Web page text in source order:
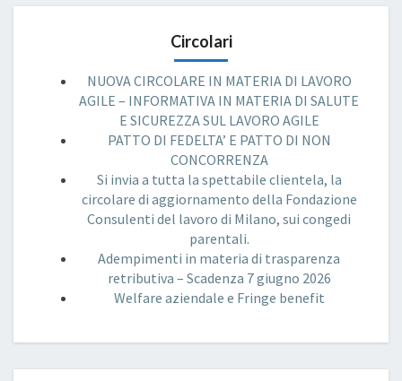
Circolari
NUOVA CIRCOLARE IN MATERIA DI LAVORO
AGILE – INFORMATIVA IN MATERIA DI SALUTE
E SICUREZZA SUL LAVORO AGILE
PATTO DI FEDELTA’ E PATTO DI NON
CONCORRENZA
Si invia a tutta la spettabile clientela, la
circolare di aggiornamento della Fondazione
Consulenti del lavoro di Milano, sui congedi
parentali.
Adempimenti in materia di trasparenza
retributiva – Scadenza 7 giugno 2026
Welfare aziendale e Fringe benefit